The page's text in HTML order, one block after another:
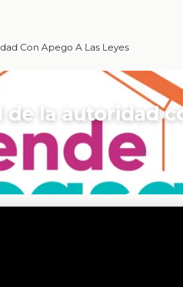
Con Apego A Las Leyes
de la autoridad